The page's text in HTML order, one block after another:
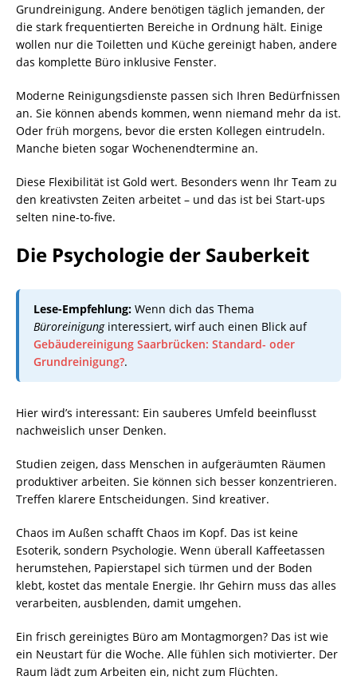
Grundreinigung. Andere benötigen täglich jemanden, der
die stark frequentierten Bereiche in Ordnung hält. Einige
wollen nur die Toiletten und Küche gereinigt haben, andere
das komplette Büro inklusive Fenster.
Moderne Reinigungsdienste passen sich Ihren Bedürfnissen
an. Sie können abends kommen, wenn niemand mehr da ist.
Oder früh morgens, bevor die ersten Kollegen eintrudeln.
Manche bieten sogar Wochenendtermine an.
Diese Flexibilität ist Gold wert. Besonders wenn Ihr Team zu
den kreativsten Zeiten arbeitet – und das ist bei Start-ups
selten nine-to-five.
Die Psychologie der Sauberkeit
Lese-Empfehlung: Wenn dich das Thema
Büroreinigunginteressiert, wirf auch einen Blick auf
Gebäudereinigung Saarbrücken: Standard- oder
Grundreinigung?.
Hier wird’s interessant: Ein sauberes Umfeld beeinflusst
nachweislich unser Denken.
Studien zeigen, dass Menschen in aufgeräumten Räumen
produktiver arbeiten. Sie können sich besser konzentrieren.
Treffen klarere Entscheidungen. Sind kreativer.
Chaos im Außen schafft Chaos im Kopf. Das ist keine
Esoterik, sondern Psychologie. Wenn überall Kaffeetassen
herumstehen, Papierstapel sich türmen und der Boden
klebt, kostet das mentale Energie. Ihr Gehirn muss das alles
verarbeiten, ausblenden, damit umgehen.
Ein frisch gereinigtes Büro am Montagmorgen? Das ist wie
ein Neustart für die Woche. Alle fühlen sich motivierter. Der
Raum lädt zum Arbeiten ein, nicht zum Flüchten.